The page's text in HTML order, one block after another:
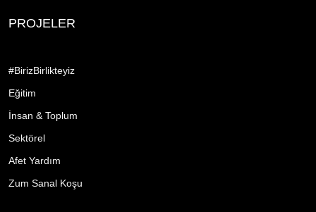
PROJELER
#BirizBirlikteyiz
Eğitim
İnsan & Toplum
Sektörel
Afet Yardım
Zum Sanal Koşu